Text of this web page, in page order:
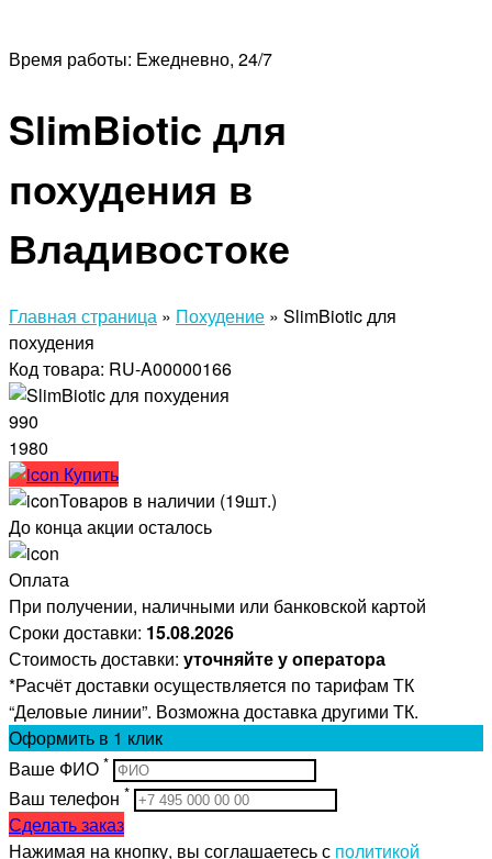
Время работы: Ежедневно, 24/7
SlimBiotic для
похудения в
Владивостоке
Главная страница » Похудение » SlimBiotic для
похудения
Код товара: RU-A00000166
990
1980
Купить
Товаров в наличии (19шт.)
До конца акции осталось
Оплата
При получении, наличными или банковской картой
Сроки доставки: 15.08.2026
Стоимость доставки: уточняйте у оператора
*Расчёт доставки осуществляется по тарифам ТК
“Деловые линии”. Возможна доставка другими ТК.
Оформить в 1 клик
Ваше ФИО *
Ваш телефон *
Сделать заказ
Нажимая на кнопку, вы соглашаетесь с политикой